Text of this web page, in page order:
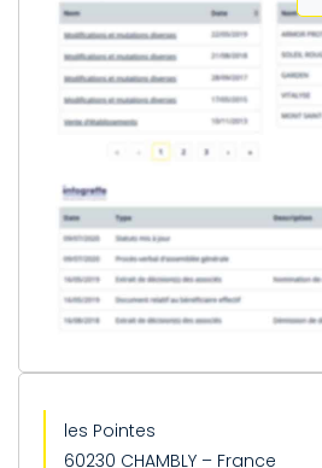
les Pointes
60230 CHAMBLY – France